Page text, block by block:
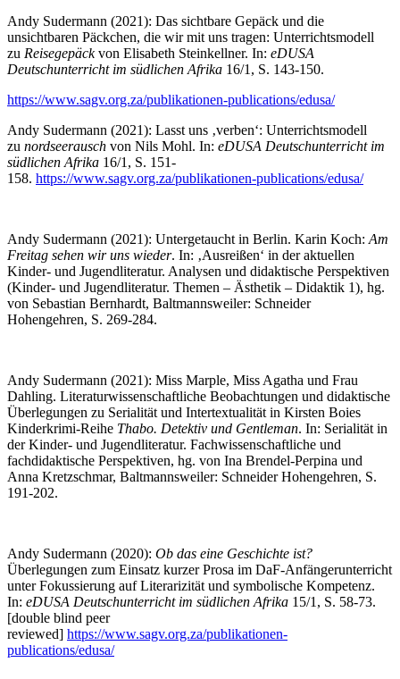
Andy Sudermann (2021): Das sichtbare Gepäck und die
unsichtbaren Päckchen, die wir mit uns tragen: Unterrichtsmodell
zu Reisegepäckvon Elisabeth Steinkellner. In: eDUSA
Deutschunterricht im südlichen Afrika 16/1, S. 143-150.
https://www.sagv.org.za/publikationen-publications/edusa/
Andy Sudermann (2021): Lasst uns ‚verben‘: Unterrichtsmodell
zu nordseerausch von Nils Mohl. In: eDUSA Deutschunterricht im
südlichen Afrika 16/1, S. 151-
158. https://www.sagv.org.za/publikationen-publications/edusa/
Andy Sudermann (2021): Untergetaucht in Berlin. Karin Koch: Am
Freitag sehen wir uns wieder. In: ‚Ausreißen‘ in der aktuellen
Kinder- und Jugendliteratur. Analysen und didaktische Perspektiven
(Kinder- und Jugendliteratur. Themen – Ästhetik – Didaktik 1), hg.
von Sebastian Bernhardt, Baltmannsweiler: Schneider
Hohengehren, S. 269-284.
Andy Sudermann (2021): Miss Marple, Miss Agatha und Frau
Dahling. Literaturwissenschaftliche Beobachtungen und didaktische
Überlegungen zu Serialität und Intertextualität in Kirsten Boies
Kinderkrimi-Reihe Thabo. Detektiv und Gentleman. In: Serialität in
der Kinder- und Jugendliteratur. Fachwissenschaftliche und
fachdidaktische Perspektiven, hg. von Ina Brendel-Perpina und
Anna Kretzschmar, Baltmannsweiler: Schneider Hohengehren, S.
191-202.
Andy Sudermann (2020): Ob das eine Geschichte ist?
Überlegungen zum Einsatz kurzer Prosa im DaF-Anfängerunterricht
unter Fokussierung auf Literarizität und symbolische Kompetenz.
In: eDUSA Deutschunterricht im südlichen Afrika 15/1, S. 58-73.
[double blind peer
reviewed] https://www.sagv.org.za/publikationen-
publications/edusa/